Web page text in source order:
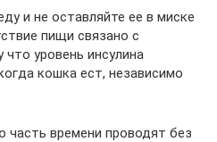
и не оставляйте ее в миске
пищи связано с
уровень инсулина
кошка ест, независимо
времени проводят без